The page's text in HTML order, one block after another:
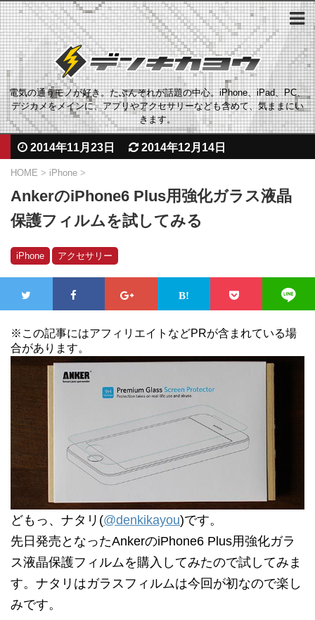
電気の通うモノが好き。たぶんそれが話題の中心。iPhone、iPad、PC、
デジカメをメインに、アプリやアクセサリーなども含めて、気ままにい
きます。
2014年11月23日 2014年12月14日
HOME > iPhone >
AnkerのiPhone6 Plus用強化ガラス液晶
保護フィルムを試してみる
iPhone アクセサリー
※この記事にはアフィリエイトなどPRが含まれている場
合があります。
どもっ、ナタリ(@denkikayou)です。
先日発売となったAnkerのiPhone6 Plus用強化ガラ
ス液晶保護フィルムを購入してみたので試してみま
す。ナタリはガラスフィルムは今回が初なので楽し
みです。